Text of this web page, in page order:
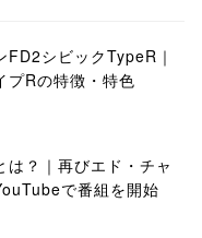
FD2シビックTypeR｜
プRの特徴・特色
は？｜再びエド・チャ
で番組を開始